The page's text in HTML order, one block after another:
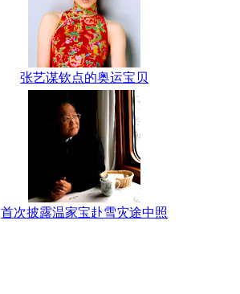
张艺谋钦点的奥运宝贝
首次披露温家宝赴雪灾途中照